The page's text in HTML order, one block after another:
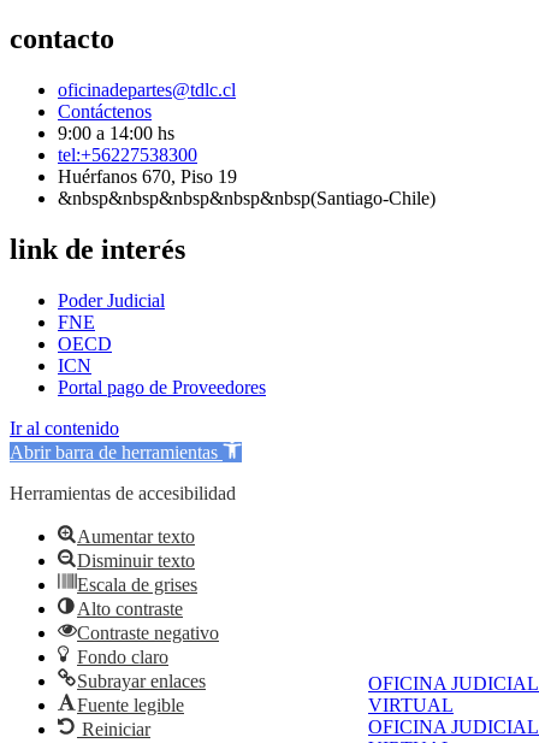
OFICINA JUDICIAL
VIRTUAL
OFICINA JUDICIAL
contacto
oficinadepartes@tdlc.cl
Contáctenos
9:00 a 14:00 hs
tel:+56227538300
Huérfanos 670, Piso 19
&nbsp&nbsp&nbsp&nbsp&nbsp(Santiago-Chile)
link de interés
Poder Judicial
FNE
OECD
ICN
Portal pago de Proveedores
Ir al contenido
Abrir barra de herramientas
Herramientas de accesibilidad
Aumentar texto
Disminuir texto
Escala de grises
Alto contraste
Contraste negativo
Fondo claro
Subrayar enlaces
Fuente legible
Reiniciar